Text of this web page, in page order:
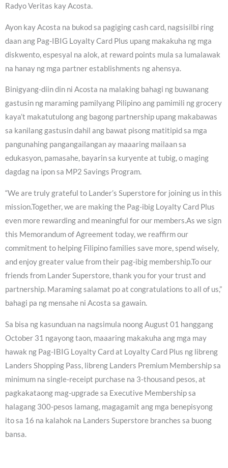
Radyo Veritas kay Acosta.
Ayon kay Acosta na bukod sa pagiging cash card, nagsisilbi ring
daan ang Pag-IBIG Loyalty Card Plus upang makakuha ng mga
diskwento, espesyal na alok, at reward points mula sa lumalawak
na hanay ng mga partner establishments ng ahensya.
Binigyang-diin din ni Acosta na malaking bahagi ng buwanang
gastusin ng maraming pamilyang Pilipino ang pamimili ng grocery
kaya’t makatutulong ang bagong partnership upang makabawas
sa kanilang gastusin dahil ang bawat pisong matitipid sa mga
pangunahing pangangailangan ay maaaring mailaan sa
edukasyon, pamasahe, bayarin sa kuryente at tubig, o maging
dagdag na ipon sa MP2 Savings Program.
“We are truly grateful to Lander’s Superstore for joining us in this
mission.Together, we are making the Pag-ibig Loyalty Card Plus
even more rewarding and meaningful for our members.As we sign
this Memorandum of Agreement today, we reaffirm our
commitment to helping Filipino families save more, spend wisely,
and enjoy greater value from their pag-ibig membership.To our
friends from Lander Superstore, thank you for your trust and
partnership. Maraming salamat po at congratulations to all of us,”
bahagi pa ng mensahe ni Acosta sa gawain.
Sa bisa ng kasunduan na nagsimula noong August 01 hanggang
October 31 ngayong taon, maaaring makakuha ang mga may
hawak ng Pag-IBIG Loyalty Card at Loyalty Card Plus ng libreng
Landers Shopping Pass, libreng Landers Premium Membership sa
minimum na single-receipt purchase na 3-thousand pesos, at
pagkakataong mag-upgrade sa Executive Membership sa
halagang 300-pesos lamang, magagamit ang mga benepisyong
ito sa 16 na kalahok na Landers Superstore branches sa buong
bansa.